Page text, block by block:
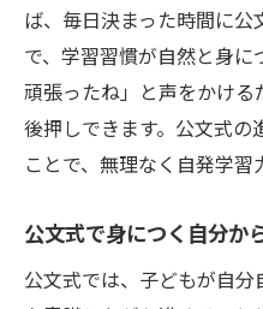
ば、毎日決まった時間に
で、学習習慣が自然と身に
頑張ったね」と声をかけ
後押しできます。公文式
ことで、無理なく自発学習
公文式で身につく自分か
公文式では、子どもが自